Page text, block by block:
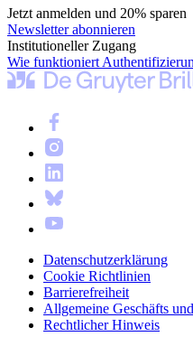
Jetzt anmelden und 20% sparen
Newsletter abonnieren
Institutioneller Zugang
Wie funktioniert
Datenschutzerklärung
Cookie Richtlinien
Barrierefreiheit
Allgemeine Geschäfts
Rechtlicher Hinweis